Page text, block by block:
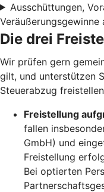
Ausschüttungen,
Die drei
Wir prüfen gern
gilt, und unterstützen
Steuerabzug
Freistellung
fallen
GmbH) und
Freistellung
Bei optierten